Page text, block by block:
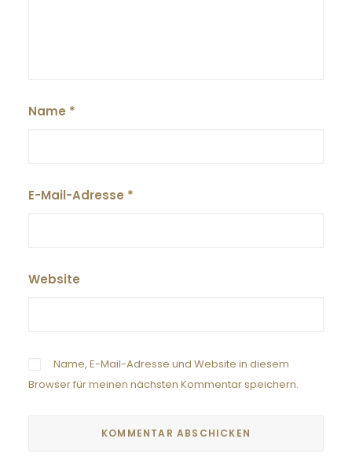
Name *
E-Mail-Adresse *
Website
Name, E-Mail-Adresse und Website in diesem
Browser für meinen nächsten Kommentar speichern.